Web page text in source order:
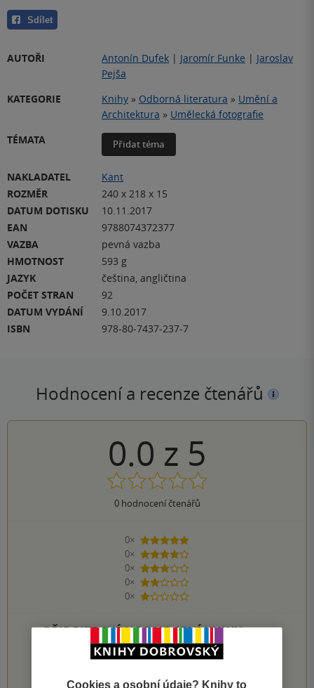
Sdílet
AUTOŘI Antonín Dufek | Jaromír Funke | Jaroslav
Pejša
KATEGORIE
Knihy » Odborná literatura » Umění a
Architektura » Umělecká fotografie
TÉMATA
Přidat téma
NAKLADATEL
Kant
ROZMĚR
240 x 218 x 15
DATUM DOTISKU
10.11.2017
EAN
9788074372377
VAZBA
pevná vazba
HMOTNOST
593 g
JAZYK
čeština, angličtina
POČET STRAN
92
DATUM VYDÁNÍ
9.10.2017
ISBN
978-80-7437-237-7
Hodnocení a recenze čtenářů
0.0 z 5
0hodnocení čtenářů
0×
5 hvězdiček
0×
4 hvězdičky
0×
3 hvězdičky
0×
2 hvězdičky
0×
1 hvezdička
PŘIDEJTE SVÉ HODNOCENÍ KNIHY
1 2 3 4 5
Cookies a osobní údaje? Knihy to